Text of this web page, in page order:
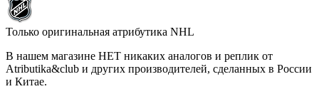
Только оригинальная атрибутика NHL
В нашем магазине НЕТ никаких аналогов и реплик от
Atributika&club и других производителей, сделанных в России
и Китае.